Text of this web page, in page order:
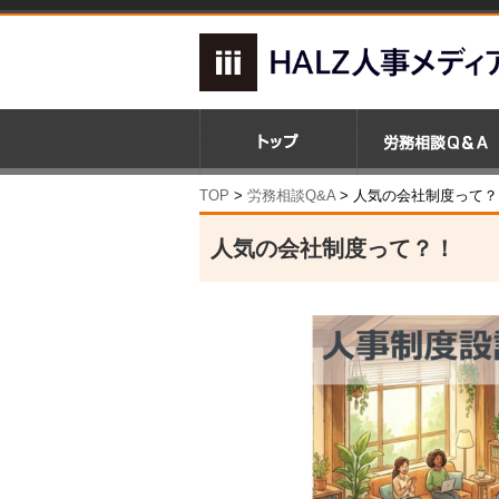
TOP > 労務相談Q&A> 人気の会社制度って
人気の会社制度って？！